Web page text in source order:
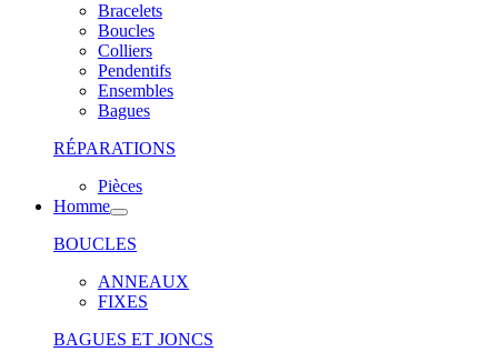
Bracelets
Boucles
Colliers
Pendentifs
Ensembles
Bagues
RÉPARATIONS
Pièces
Homme
BOUCLES
ANNEAUX
FIXES
BAGUES ET JONCS